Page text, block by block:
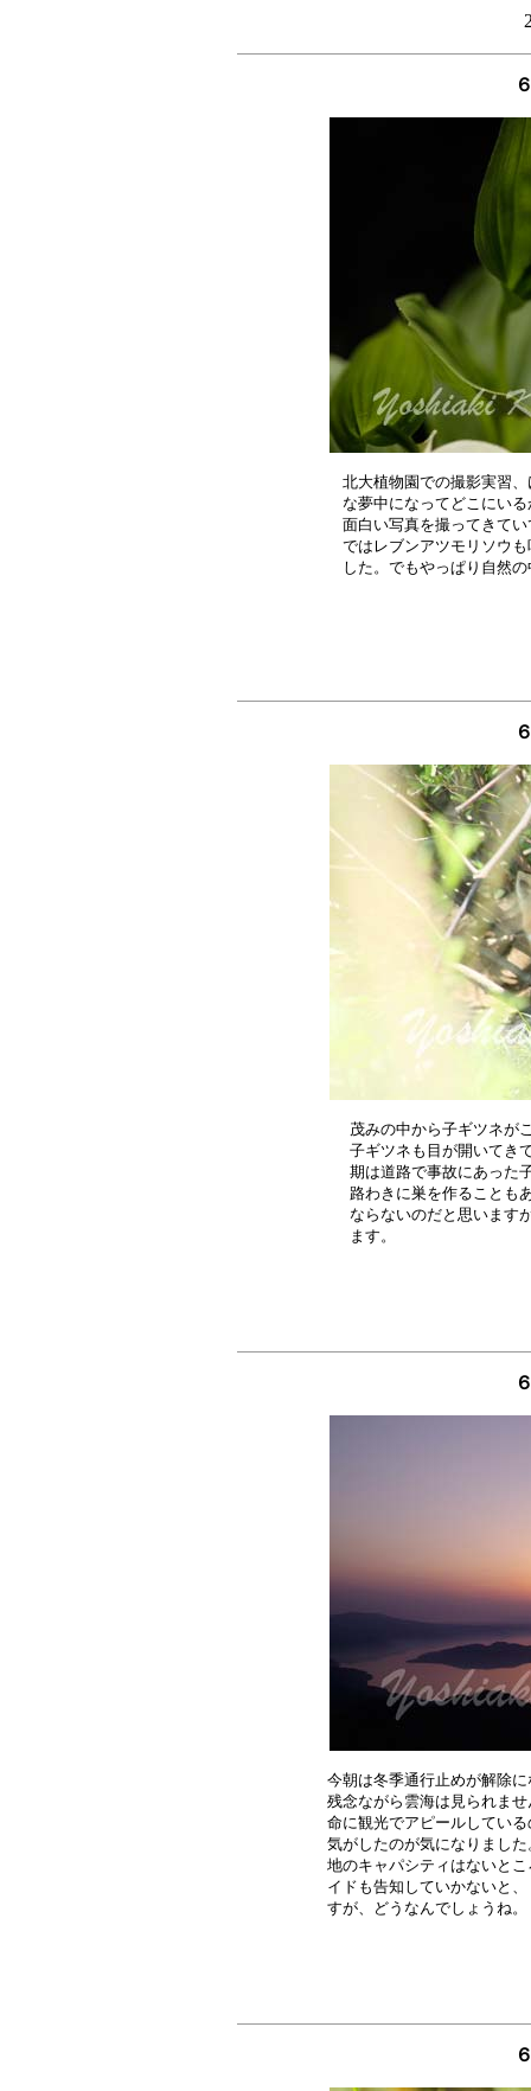
北大植物園での撮影実習
な夢中になってどこにい
面白い写真を撮ってきて
ではレブンアツモリソウ
茂みの中から子ギツネが
子ギツネも目が開いてき
期は道路で事故にあった
路わきに巣を作ることも
ならないのだと思います
今朝は冬季通行止めが解除
残念ながら雲海は見られま
命に観光でアピールしてい
気がしたのが気になりまし
地のキャパシティはないと
イドも告知していかないと